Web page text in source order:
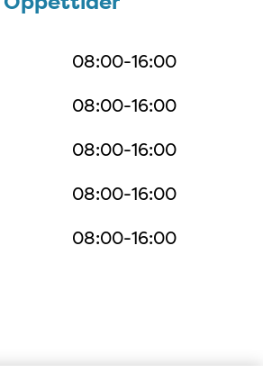
08:00-16:00
08:00-16:00
08:00-16:00
08:00-16:00
08:00-16:00